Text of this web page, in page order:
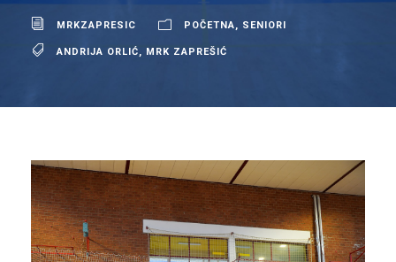
MRKZAPRESIC POČETNA SENIORI
ANDRIJA ORLIĆ MRK ZAPREŠIĆ